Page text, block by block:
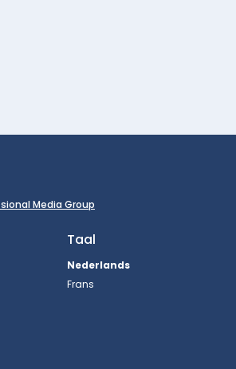
Media Group
Taal
Nederlands
Frans